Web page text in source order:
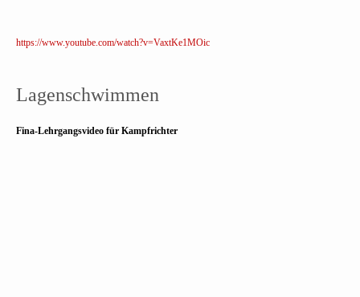
https://www.youtube.com/watch?v=VaxtKe1MOic
Lagenschwimmen
Fina-Lehrgangsvideo für Kampfrichter